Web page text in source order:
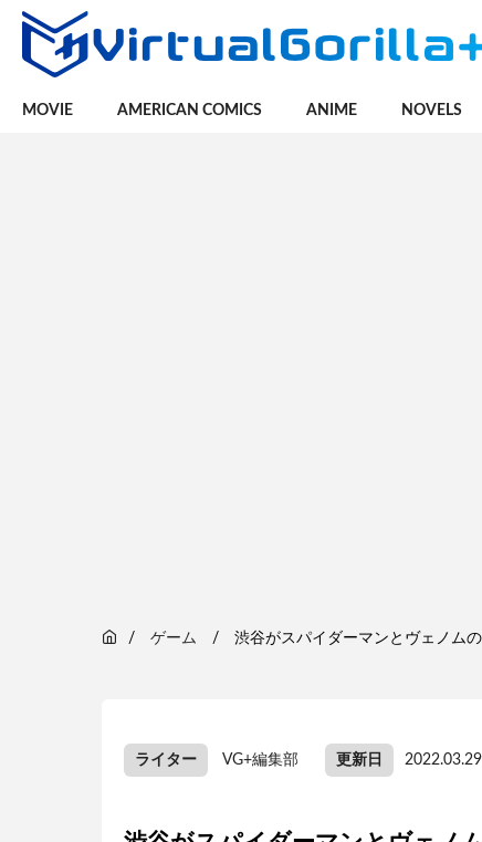
MOVIE AMERICAN COMICS ANIME NOVELS
ゲーム 渋谷がスパイダーマンとヴェノム
ライター VG+編集部 更新日 2022.03.29